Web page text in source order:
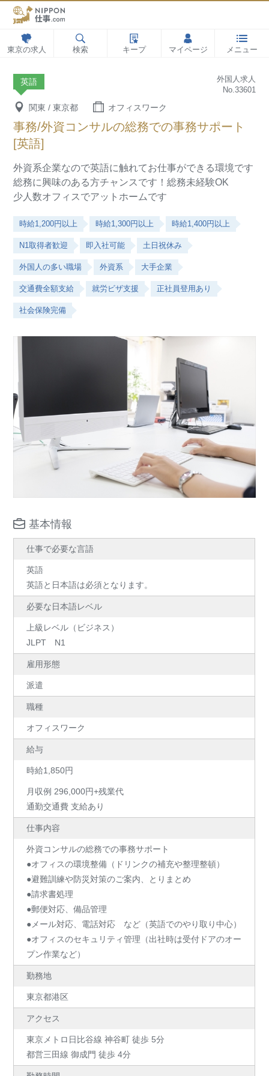
東京の求人 検索 キープ マイページ メニュー
英語
外国人求人
No.33601
関東 / 東京都 オフィスワーク
事務/外資コンサルの総務での事務サポート
[英語]
外資系企業なので英語に触れてお仕事ができる環境です
総務に興味のある方チャンスです！総務未経験OK
少人数オフィスでアットホームです
時給1,200円以上 時給1,300円以上 時給1,400円以上
N1取得者歓迎 即入社可能 土日祝休み
外国人の多い職場 外資系 大手企業
交通費全額支給 就労ビザ支援 正社員登用あり
社会保険完備
基本情報
仕事で必要な言語
英語
英語と日本語は必須となります。
必要な日本語レベル
上級レベル（ビジネス）
JLPT N1
雇用形態
派遣
職種
オフィスワーク
給与
時給1,850円
月収例 296,000円+残業代
通勤交通費 支給あり
仕事内容
外資コンサルの総務での事務サポート
●オフィスの環境整備（ドリンクの補充や整理整頓）
●避難訓練や防災対策のご案内、とりまとめ
●請求書処理
●郵便対応、備品管理
●メール対応、電話対応 など（英語でのやり取り中心）
●オフィスのセキュリティ管理（出社時は受付ドアのオー
プン作業など）
勤務地
東京都港区
アクセス
東京メトロ日比谷線 神谷町 徒歩 5分
都営三田線 御成門 徒歩 4分